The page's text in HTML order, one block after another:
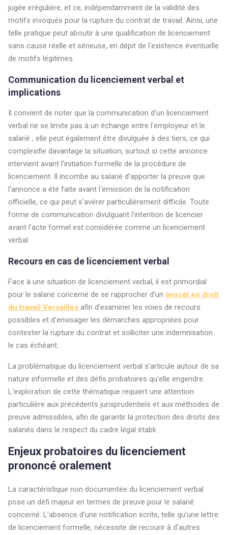
jugée irrégulière, et ce, indépendamment de la validité des
motifs invoqués pour la rupture du contrat de travail. Ainsi, une
telle pratique peut aboutir à une qualification de licenciement
sans cause réelle et sérieuse, en dépit de l'existence éventuelle
de motifs légitimes.
Communication du licenciement verbal et
implications
Il convient de noter que la communication d'un licenciement
verbal ne se limite pas à un échange entre l'employeur et le
salarié ; elle peut également être divulguée à des tiers, ce qui
complexifie davantage la situation, surtout si cette annonce
intervient avant l'initiation formelle de la procédure de
licenciement. Il incombe au salarié d'apporter la preuve que
l'annonce a été faite avant l'émission de la notification
officielle, ce qui peut s'avérer particulièrement difficile. Toute
forme de communication divulguant l'intention de licencier
avant l'acte formel est considérée comme un licenciement
verbal.
Recours en cas de licenciement verbal
Face à une situation de licenciement verbal, il est primordial
pour le salarié concerné de se rapprocher d'un avocat en droit
du travail Versailles afin d'examiner les voies de recours
possibles et d'envisager les démarches appropriées pour
contester la rupture du contrat et solliciter une indemnisation
le cas échéant.
La problématique du licenciement verbal s'articule autour de sa
nature informelle et des défis probatoires qu'elle engendre.
L'exploration de cette thématique requiert une attention
particulière aux précédents jurisprudentiels et aux méthodes de
preuve admissibles, afin de garantir la protection des droits des
salariés dans le respect du cadre légal établi.
Enjeux probatoires du licenciement
prononcé oralement
La caractéristique non documentée du licenciement verbal
pose un défi majeur en termes de preuve pour le salarié
concerné. L'absence d'une notification écrite, telle qu'une lettre
de licenciement formelle, nécessite de recourir à d'autres